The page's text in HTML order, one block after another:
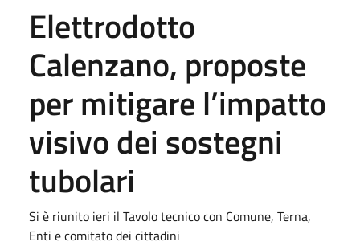
Elettrodotto
Calenzano, proposte
per mitigare l’impatto
visivo dei sostegni
tubolari
Si è riunito ieri il Tavolo tecnico con Comune, Terna,
Enti e comitato dei cittadini